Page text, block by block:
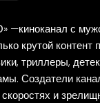
с
крутой контент
триллеры,
Создатели
и